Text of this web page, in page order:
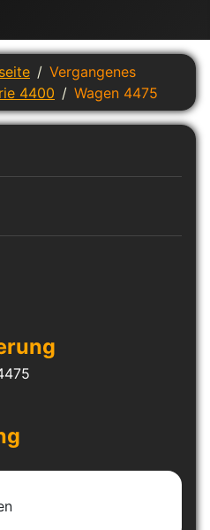
Vergangenes
4400 Wagen 4475